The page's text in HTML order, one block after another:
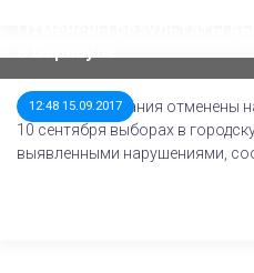
12:48 15.09.2017
Итоги голосования отменены
10 сентября выборах в
выявленными нарушениями,